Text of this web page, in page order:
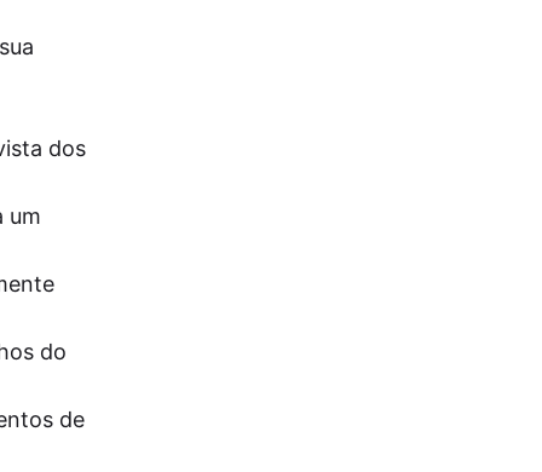
dos
um
do
de